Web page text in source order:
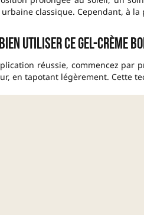
classique. Cependant, à
utiliser ce gel-crème
réussie, commencez par
en tapotant légèrement. Cette